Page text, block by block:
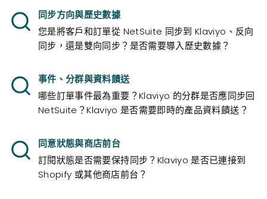
同步方向與歷史數據
您是將客戶和訂單從 NetSuite 同步到 Klaviyo、反向
同步，還是雙向同步？是否需要導入歷史數據？
事件、分群與資料饋送
哪些訂單事件最為重要？Klaviyo 的分群是否應同步回
NetSuite？Klaviyo 是否需要即時的產品資料饋送？
同意狀態與商店前台
訂閱狀態是否需要保持同步？Klaviyo 是否已連接到
Shopify 或其他商店前台？